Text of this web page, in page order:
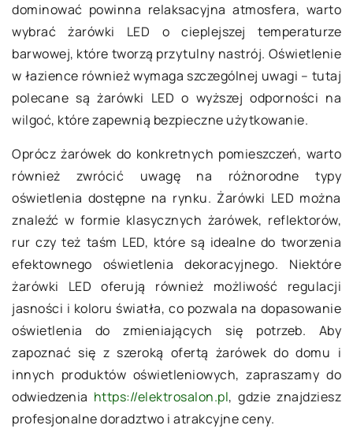
dominować powinna relaksacyjna atmosfera, warto
wybrać żarówki LED o cieplejszej temperaturze
barwowej, które tworzą przytulny nastrój. Oświetlenie
w łazience również wymaga szczególnej uwagi – tutaj
polecane są żarówki LED o wyższej odporności na
wilgoć, które zapewnią bezpieczne użytkowanie.
Oprócz żarówek do konkretnych pomieszczeń, warto
również zwrócić uwagę na różnorodne typy
oświetlenia dostępne na rynku. Żarówki LED można
znaleźć w formie klasycznych żarówek, reflektorów,
rur czy też taśm LED, które są idealne do tworzenia
efektownego oświetlenia dekoracyjnego. Niektóre
żarówki LED oferują również możliwość regulacji
jasności i koloru światła, co pozwala na dopasowanie
oświetlenia do zmieniających się potrzeb. Aby
zapoznać się z szeroką ofertą żarówek do domu i
innych produktów oświetleniowych, zapraszamy do
odwiedzenia https://elektrosalon.pl, gdzie znajdziesz
profesjonalne doradztwo i atrakcyjne ceny.